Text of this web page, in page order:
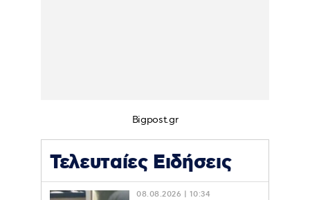
Bigpost.gr
Τελευταίες Ειδήσεις
08.08.2026 | 10:34